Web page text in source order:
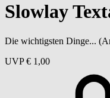
Slowlay
Die wichtigsten Dinge...
UVP € 1,00